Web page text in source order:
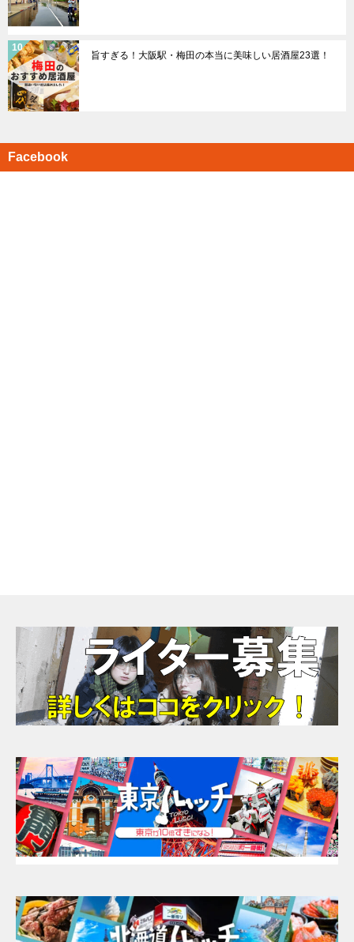
旨すぎる！大阪駅・梅田の本当に美味しい居酒屋23選！
Facebook